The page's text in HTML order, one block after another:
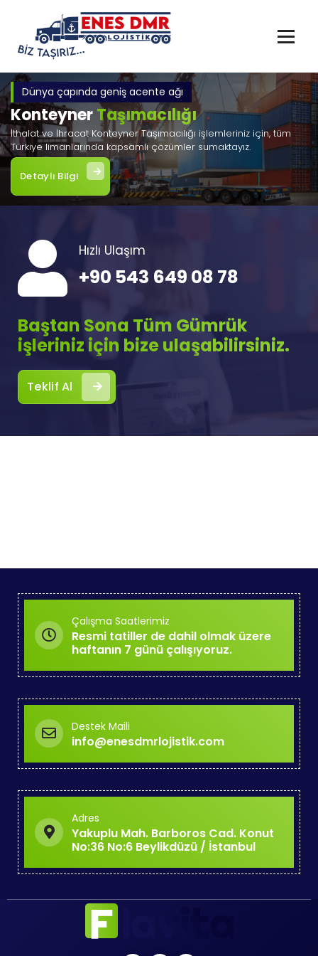
Dünya çapında geniş acente ağı
KonteynerTaşımacılığı
İthalat ve İhracat Konteyner Taşımacılığı işlemleriniz için, tüm
Türkiye limanlarında kapsamlı çözümler sumaktayız.
Detaylı Bilgi
Hızlı Ulaşım
+90 543 649 08 78
Baştan Sona Tüm Gümrük
işleriniz için bize ulaşabilirsiniz.
Teklif Al
Çalışma Saatlerimiz
Resmi tatiller de dahil olmak üzere
haftanın 7 günü çalışıyoruz.
Destek Maili
info@enesdmrlojistik.com
Adres
Yakuplu Mah. Barboros Cad. Konut
No:36 No:6 Beylikdüzü / İstanbul